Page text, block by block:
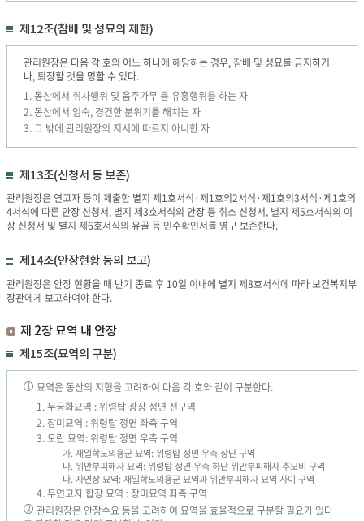
제12조(참배 및 성묘의 제한)
관리원장은 다음 각 호의 어느 하나에 해당하는 경우, 참배 및 성묘를 금지하거
나, 퇴장할 것을 명할 수 있다.
1. 동산에서 취사행위 및 음주가무 등 유흥행위를 하는 자
2. 동산에서 엄숙, 경건한 분위기를 해치는 자
3. 그 밖에 관리원장의 지시에 따르지 아니한 자
제13조(신청서 등 보존)
관리원장은 연고자 등이 제출한 별지 제1호서식·제1호의2서식·제1호의3서식·제1호의
4서식에 따른 안장 신청서, 별지 제3호서식의 안장 등 취소 신청서, 별지 제5호서식의 이
장 신청서 및 별지 제6호서식의 유골 등 인수확인서를 영구 보존한다.
제14조(안장현황 등의 보고)
관리원장은 안장 현황을 매 반기 종료 후 10일 이내에 별지 제8호서식에 따라 보건복지부
장관에게 보고하여야 한다.
제 2장 묘역 내 안장
제15조(묘역의 구분)
1
묘역은 동산의 지형을 고려하여 다음 각 호와 같이 구분한다.
1. 무궁화묘역 : 위령탑 광장 정면 전구역
2. 장미묘역 : 위령탑 정면 좌측 구역
3. 모란 묘역: 위령탑 정면 우측 구역
가. 재일학도의용군 묘역: 위령탑 정면 우측 상단 구역
나. 위안부피해자 묘역: 위령탑 정면 우측 하단 위안부피해자 추모비 구역
다. 자연장 묘역: 재일학도의용군 묘역과 위안부피해자 묘역 사이 구역
4. 무연고자 합장 묘역 : 장미묘역 좌측 구역
2 관리원장은 안장수요 등을 고려하여 묘역을 효율적으로 구분할 필요가 있다